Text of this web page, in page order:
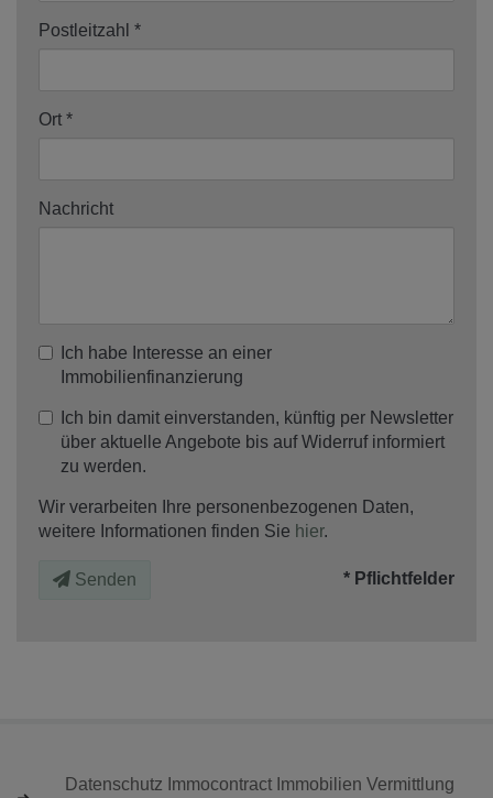
Postleitzahl
Ort
Nachricht
Ich habe Interesse an einer
Immobilienfinanzierung
Ich bin damit einverstanden, künftig per Newsletter
über aktuelle Angebote bis auf Widerruf informiert
zu werden.
Wir verarbeiten Ihre personenbezogenen Daten,
weitere Informationen finden Sie hier.
Senden * Pflichtfelder
Datenschutz Immocontract Immobilien Vermittlung